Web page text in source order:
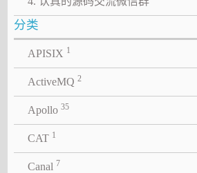
分类
APISIX 1
ActiveMQ 2
Apollo 35
CAT 1
Canal 7